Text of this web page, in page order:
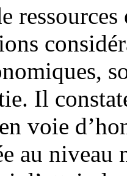
Il
voie
au niveau